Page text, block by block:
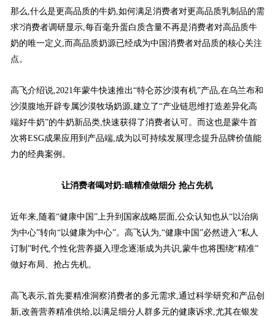
那么,什么是更高品质的牛奶,如何满足消费者对更高品质乳制品的需
求?消费者调研显示,每百毫升蛋白质含量不再是消费者对高品质牛
奶的唯一定义,而高品质奶源已经成为中国消费者对品质的核心关注
点。
高飞介绍说,2021年蒙牛快速推出“特仑苏沙漠有机”产品,在乌兰布和
沙漠腹地开辟专属沙漠牧场奶源,建立了“产业链思维打造差异化高
端好牛奶”的牛奶新品类,快速获得了消费者认可。而这也是蒙牛首
次将ESG成果应用到产品端,成为以可持续发展理念提升品牌价值能
力的经典案例。
让消费者喝对奶:瞄精准做细分 抢占先机
近年来,随着“健康中国”上升到国家战略层面,公众认知也从“以治病
为中心”转向“以健康为中心”。高飞认为,“健康中国”必然进入“私人
订制”时代,个性化营养摄入理念逐渐成为共识,蒙牛也将围绕“精准”
做好布局、抢占先机。
高飞表示,首先要精准洞察消费者的多元需求,通过科学研究和产品创
新,改善营养精准供给,以满足细分人群多元的健康诉求,尤其在银发